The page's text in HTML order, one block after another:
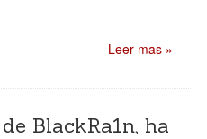
Leer mas »
BlackRa1n, ha